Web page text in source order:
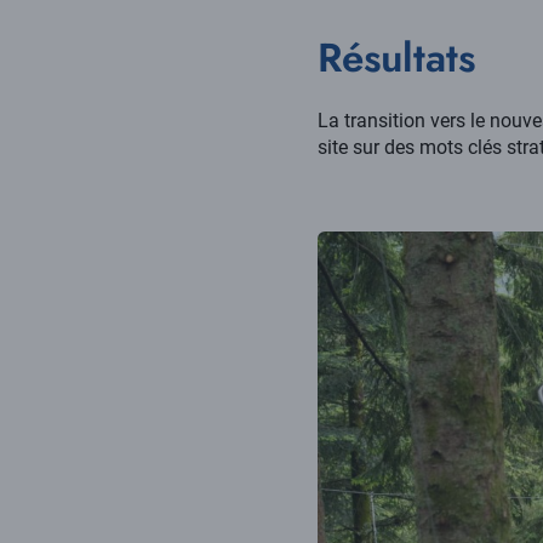
Résultats
La transition vers le
site sur des mots clés